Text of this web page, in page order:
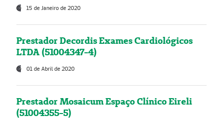
15 de Janeiro de 2020
Prestador Decordis Exames Cardiológicos
LTDA (51004347-4)
01 de Abril de 2020
Prestador Mosaicum Espaço Clínico Eireli
(51004355-5)